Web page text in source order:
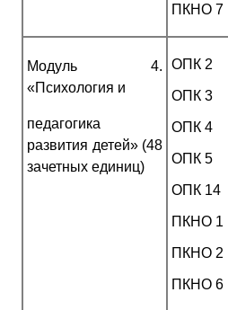
ПКНО 7
Модуль 4.
«Психология и
педагогика
развития детей» (48
зачетных единиц)
ОПК 2
ОПК 3
ОПК 4
ОПК 5
ОПК 14
ПКНО 1
ПКНО 2
ПКНО 6